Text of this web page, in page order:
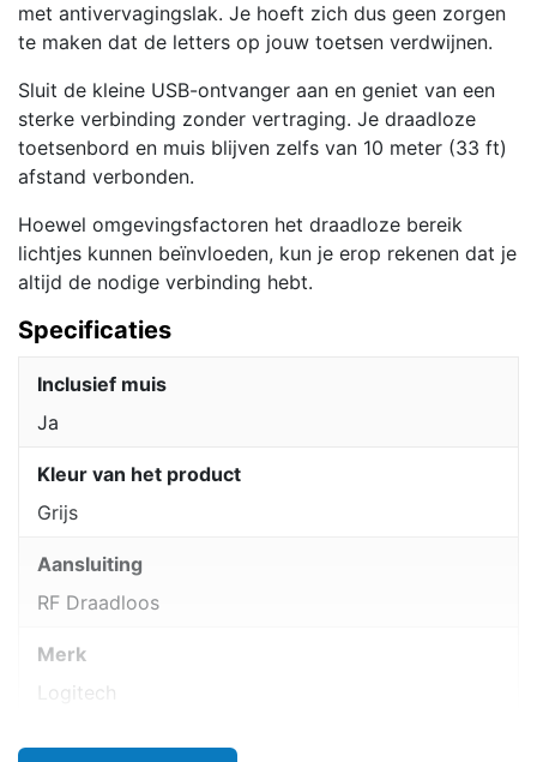
met antivervagingslak. Je hoeft zich dus geen zorgen
te maken dat de letters op jouw toetsen verdwijnen.
Sluit de kleine USB-ontvanger aan en geniet van een
sterke verbinding zonder vertraging. Je draadloze
toetsenbord en muis blijven zelfs van 10 meter (33 ft)
afstand verbonden.
Hoewel omgevingsfactoren het draadloze bereik
lichtjes kunnen beïnvloeden, kun je erop rekenen dat je
altijd de nodige verbinding hebt.
Specificaties
Inclusief muis
Ja
Kleur van het product
Grijs
Aansluiting
RF Draadloos
Merk
Logitech